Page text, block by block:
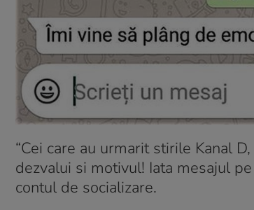
“Cei care au urmarit stirile Kanal
dezvalui si motivul! Iata mesajul
contul de socializare.